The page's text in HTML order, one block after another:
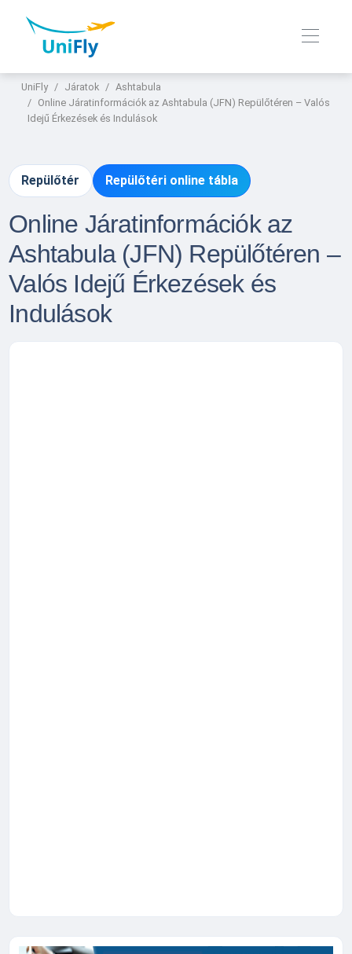
UniFly Járatok
Ashtabula
Online Járatinformációk az Ashtabula (JFN) Repülőtéren – Valós
Idejű Érkezések és Indulások
Repülőtér Repülőtéri online tábla
Online Járatinformációk az
Ashtabula (JFN) Repülőtéren –
Valós Idejű Érkezések és
Indulások